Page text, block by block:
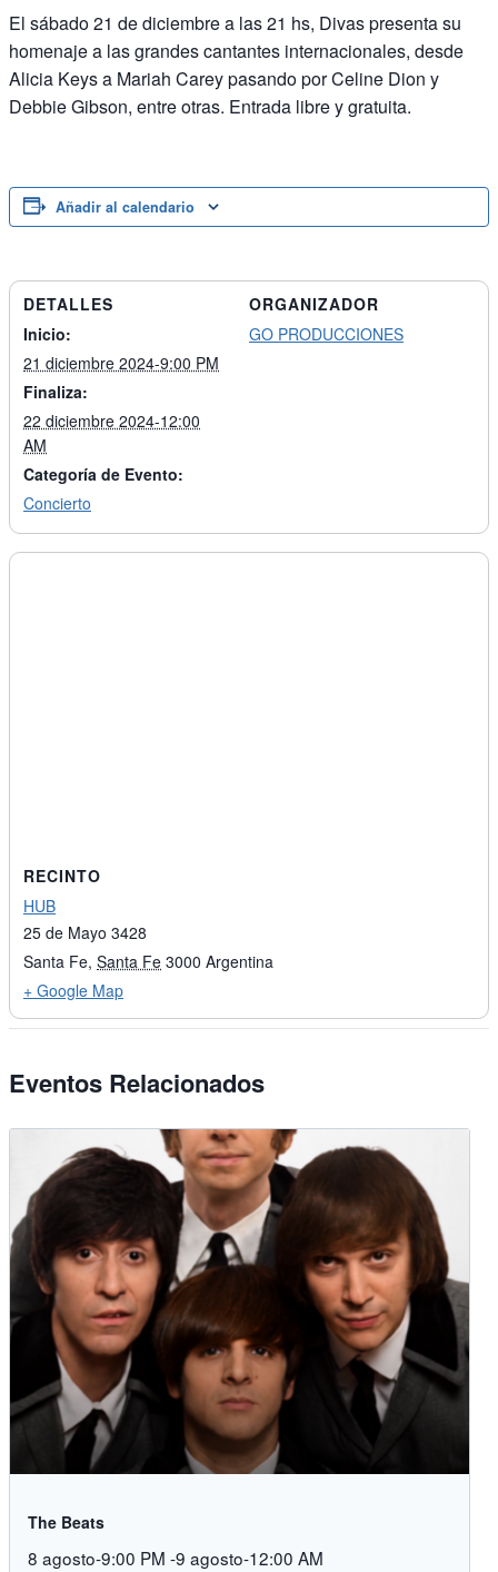
El sábado 21 de diciembre a las 21 hs, Divas presenta su
homenaje a las grandes cantantes internacionales, desde
Alicia Keys a Mariah Carey pasando por Celine Dion y
Debbie Gibson, entre otras. Entrada libre y gratuita.
Añadir al calendario
DETALLES
Inicio:
21 diciembre 2024-9:00 PM
Finaliza:
22 diciembre 2024-12:00
AM
Categoría de Evento:
Concierto
ORGANIZADOR
GO PRODUCCIONES
RECINTO
HUB
25 de Mayo 3428
Santa Fe, Santa Fe 3000 Argentina
+ Google Map
Eventos Relacionados
The Beats
8 agosto-9:00 PM -9 agosto-12:00 AM